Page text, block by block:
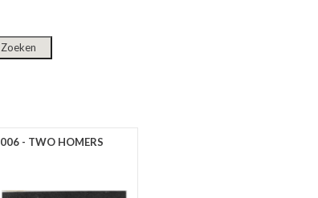
006 - TWO HOMERS